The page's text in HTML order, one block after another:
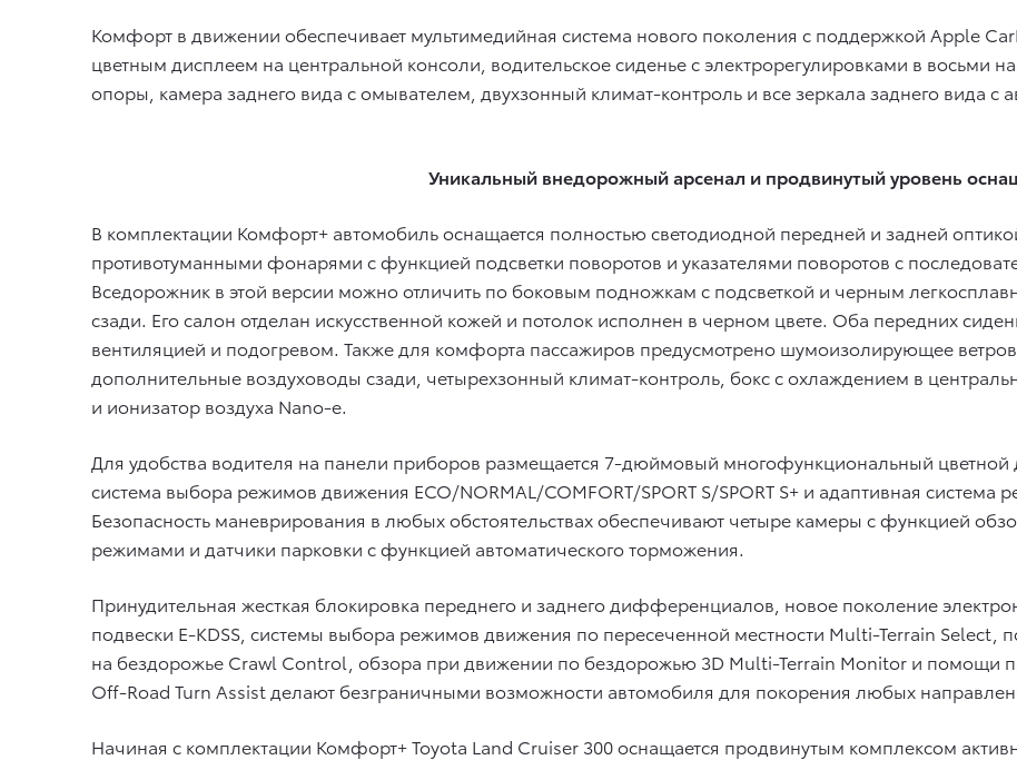
Комфорт в движении обеспечивает мультимедийная система нового поколения с поддержкой Apple
цветным дисплеем на центральной консоли, водительское сиденье с электрорегулировками в восьми
опоры, камера заднего вида с омывателем, двухзонный климат-контроль и все зеркала заднего вида с
Уникальный внедорожный арсенал и продвинутый уровень
В комплектации Комфорт+ автомобиль оснащается полностью светодиодной передней и задней
противотуманными фонарями с функцией подсветки поворотов и указателями поворотов с
Вседорожник в этой версии можно отличить по боковым подножкам с подсветкой и черным
сзади. Его салон отделан искусственной кожей и потолок исполнен в черном цвете. Оба передних
вентиляцией и подогревом. Также для комфорта пассажиров предусмотрено шумоизолирующее
дополнительные воздуховоды сзади, четырехзонный климат-контроль, бокс с охлаждением в
и ионизатор воздуха Nano-e.
Для удобства водителя на панели приборов размещается 7-дюймовый многофункциональный цветной
система выбора режимов движения ECO/NORMAL/COMFORT/SPORT S/SPORT S+ и адаптивная система
Безопасность маневрирования в любых обстоятельствах обеспечивают четыре камеры c функцией
режимами и датчики парковки с функцией автоматического торможения.
Принудительная жесткая блокировка переднего и заднего дифференциалов, новое поколение
подвески E-KDSS, системы выбора режимов движения по пересеченной местности Multi-Terrain Select,
на бездорожье Crawl Control, обзора при движении по бездорожью 3D Multi-Terrain Monitor и помощи
Off-Road Turn Assist делают безграничными возможности автомобиля для покорения любых
Начиная с комплектации Комфорт+ Toyota Land Cruiser 300 оснащается продвинутым комплексом